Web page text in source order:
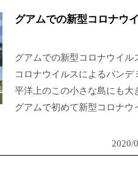
グアムでの新型コロナウ
グアムでの新型コロナウイル
コロナウイルスによるパンデ
平洋上のこの小さな島にも大
グアムで初めて新型コロナウ
2020/